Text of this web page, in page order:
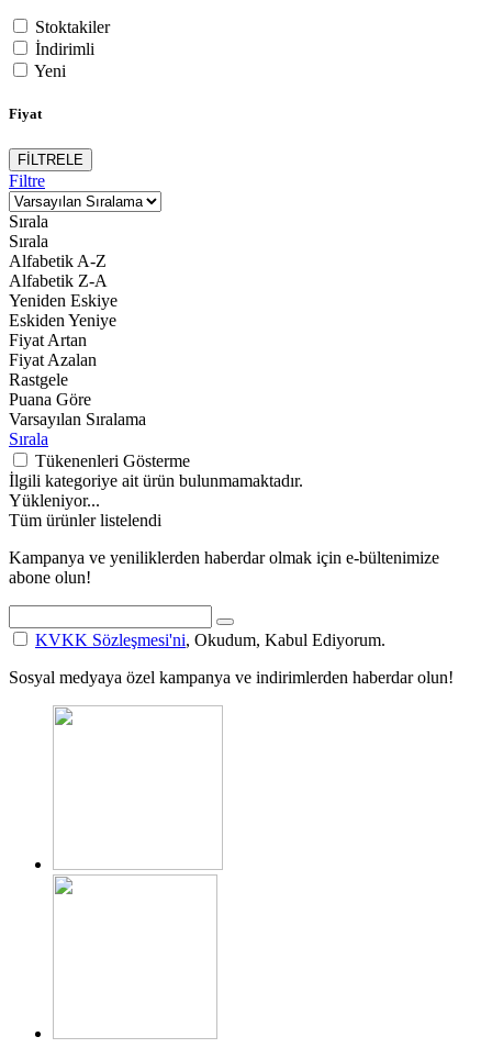
Stoktakiler
İndirimli
Yeni
Fiyat
FİLTRELE
Filtre
Sırala
Sırala
Alfabetik A-Z
Alfabetik Z-A
Yeniden Eskiye
Eskiden Yeniye
Fiyat Artan
Fiyat Azalan
Rastgele
Puana Göre
Varsayılan Sıralama
Sırala
Tükenenleri Gösterme
İlgili kategoriye ait ürün bulunmamaktadır.
Yükleniyor...
Tüm ürünler listelendi
Kampanya ve yeniliklerden haberdar olmak için e-bültenimize
abone olun!
KVKK Sözleşmesi'ni, Okudum, Kabul Ediyorum.
Sosyal medyaya özel kampanya ve indirimlerden haberdar olun!